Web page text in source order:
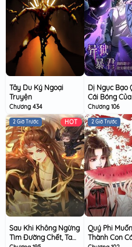
Tây Du Ký Ngoại
Truyện
Chương 434
Dị Ngục Bạo
Cái Bóng
Thể Tiến Hóa
Chương 106
2 Giờ Trước HOT
Sau Khi Không Ngừng
Tìm Đường Chết, Ta
2 Giờ Trước
Quý Phi
Thành Con